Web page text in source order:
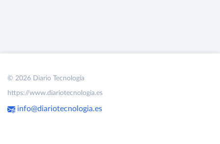
© 2026 Diario Tecnología
https://www.diariotecnologia.es
info@diariotecnologia.es